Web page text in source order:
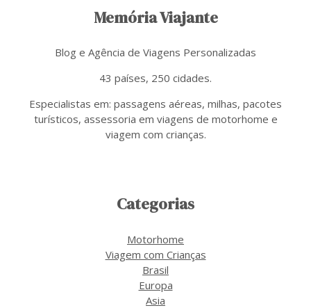
Memória Viajante
Blog e Agência de Viagens Personalizadas
43 países, 250 cidades.
Especialistas em: passagens aéreas, milhas, pacotes
turísticos, assessoria em viagens de motorhome e
viagem com crianças.
Categorias
Motorhome
Viagem com Crianças
Brasil
Europa
Asia